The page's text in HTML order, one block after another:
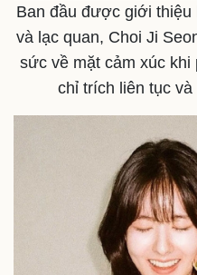
Ban đầu được giới thiệu
và lạc quan, Choi Ji
sức về mặt cảm xúc
chỉ trích liên tục